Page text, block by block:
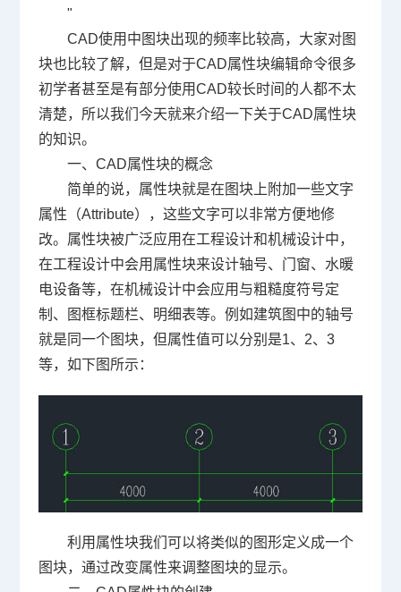
"
CAD使用中图块出现的频率比较高，大家对图
块也比较了解，但是对于CAD属性块编辑命令很多
初学者甚至是有部分使用CAD较长时间的人都不太
清楚，所以我们今天就来介绍一下关于CAD属性块
的知识。
一、CAD属性块的概念
简单的说，属性块就是在图块上附加一些文字
属性（Attribute），这些文字可以非常方便地修
改。属性块被广泛应用在工程设计和机械设计中，
在工程设计中会用属性块来设计轴号、门窗、水暖
电设备等，在机械设计中会应用与粗糙度符号定
制、图框标题栏、明细表等。例如建筑图中的轴号
就是同一个图块，但属性值可以分别是1、2、3
等，如下图所示：
利用属性块我们可以将类似的图形定义成一个
图块，通过改变属性来调整图块的显示。